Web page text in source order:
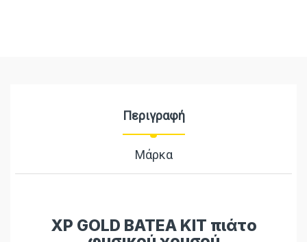
Περιγραφή
Μάρκα
XP GOLD BATEA KIT πιάτo